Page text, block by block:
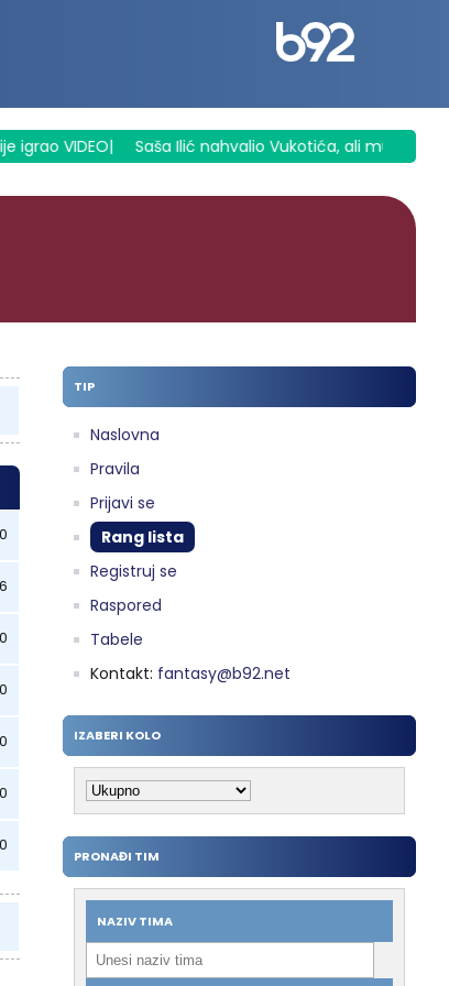
VIDEO| Saša Ilić nahvalio Vukotića, ali mu i
0
0
0
0
0
TIP
Naslovna
Pravila
Prijavi se
Rang lista
Registruj se
Raspored
Tabele
Kontakt: fantasy@b92.net
IZABERI KOLO
PRONAĐI TIM
NAZIV TIMA